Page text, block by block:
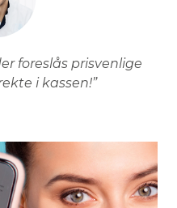
foreslås prisvenlige
i kassen!”